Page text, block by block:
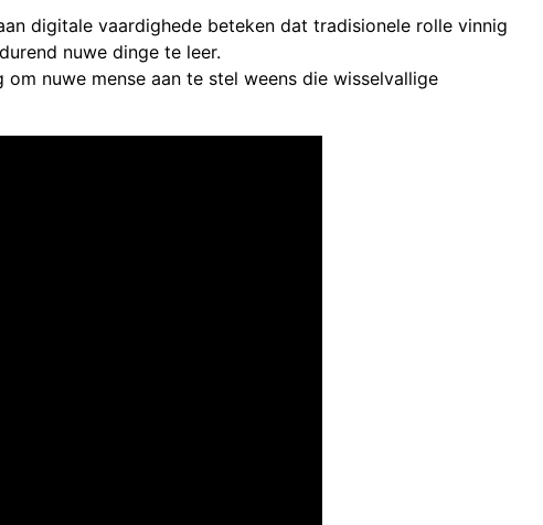
digitale vaardighede beteken dat tradisionele rolle vinnig
nuwe dinge te leer.
nuwe mense aan te stel weens die wisselvallige